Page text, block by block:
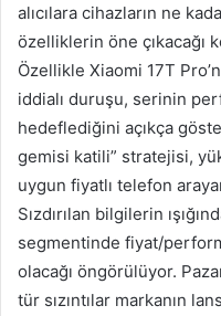
alıcılara cihazların ne
özelliklerin öne çıkacağı
Özellikle Xiaomi 17T
iddialı duruşu, serinin
hedeflediğini açıkça
gemisi katili” stratejisi,
uygun fiyatlı telefon
Sızdırılan bilgilerin
segmentinde fiyat/
olacağı öngörülüyor.
tür sızıntılar markanın